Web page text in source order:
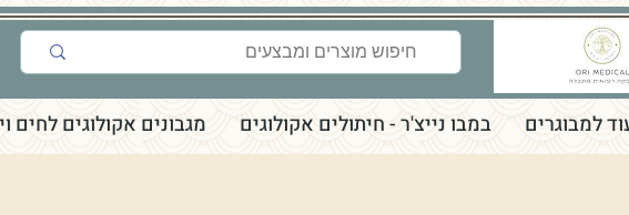
למבוגרים במבו נייצ'ר - חיתולים אקולוגים מגבונים אקולוגים לחים